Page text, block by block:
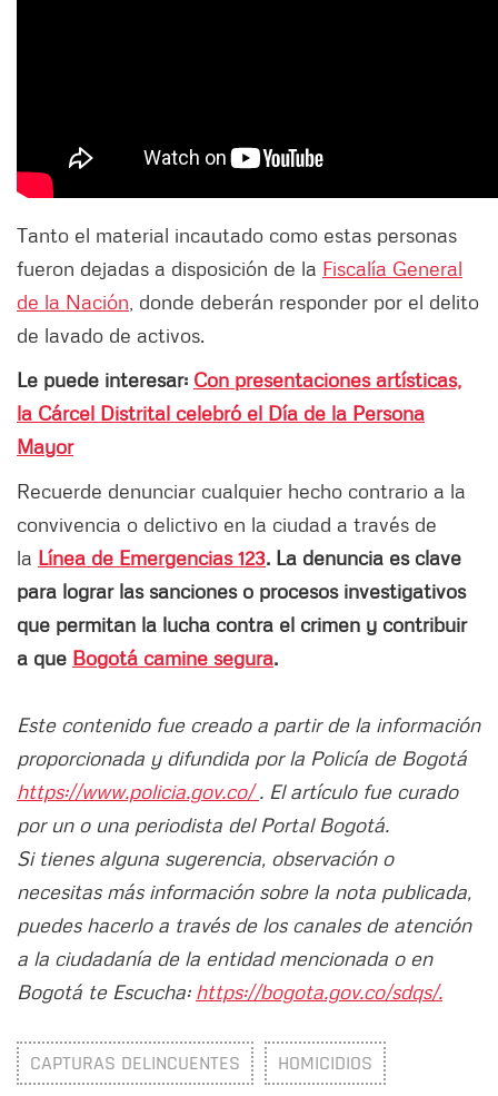
Tanto el material incautado como estas personas
fueron dejadas a disposición de la Fiscalía General
de la Nación , donde deberán responder por el delito
de lavado de activos.
Le puede interesar: Con presentaciones artísticas,
la Cárcel Distrital celebró el Día de la Persona
Mayor
Recuerde denunciar cualquier hecho contrario a la
convivencia o delictivo en la ciudad a través de
la Línea de Emergencias 123. La denuncia es clave
para lograr las sanciones o procesos investigativos
que permitan la lucha contra el crimen y contribuir
a que Bogotá camine segura.
Este contenido fue creado a partir de la información
proporcionada y difundida por la Policía de Bogotá
https://www.policia.gov.co/. El artículo fue curado
por un o una periodista del Portal Bogotá.
Si tienes alguna sugerencia, observación o
necesitas más información sobre la nota publicada,
puedes hacerlo a través de los canales de atención
a la ciudadanía de la entidad mencionada o en
Bogotá te Escucha: https://bogota.gov.co/sdqs/.
CAPTURAS DELINCUENTES HOMICIDIOS